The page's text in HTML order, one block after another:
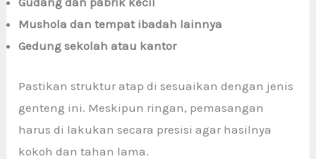
Mushola dan tempat ibadah lainnya
Gedung sekolah atau kantor
Pastikan struktur atap di sesuaikan dengan jenis
genteng ini. Meskipun ringan, pemasangan
harus di lakukan secara presisi agar hasilnya
kokoh dan tahan lama.